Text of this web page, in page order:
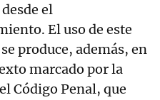
el
El uso de este
produce, además, en
marcado por la
Código Penal, que